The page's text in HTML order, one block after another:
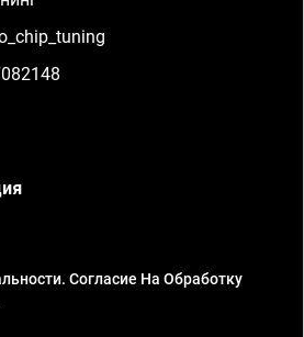
Согласие На Обработку